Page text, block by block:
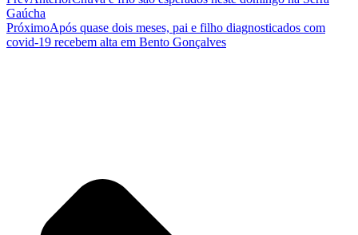
Gaúcha
PróximoApós quase dois meses, pai e filho diagnosticados com
covid-19 recebem alta em Bento Gonçalves